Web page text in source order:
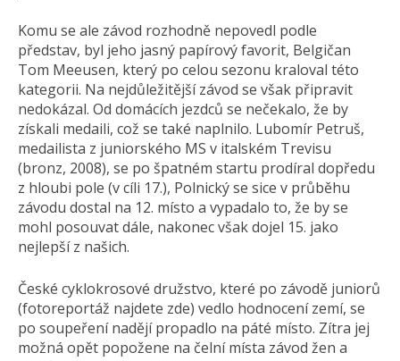
Komu se ale závod rozhodně nepovedl podle
představ, byl jeho jasný papírový favorit, Belgičan
Tom Meeusen, který po celou sezonu kraloval této
kategorii. Na nejdůležitější závod se však připravit
nedokázal. Od domácích jezdců se nečekalo, že by
získali medaili, což se také naplnilo. Lubomír Petruš,
medailista z juniorského MS v italském Trevisu
(bronz, 2008), se po špatném startu prodíral dopředu
z hloubi pole (v cíli 17.), Polnický se sice v průběhu
závodu dostal na 12. místo a vypadalo to, že by se
mohl posouvat dále, nakonec však dojel 15. jako
nejlepší z našich.
České cyklokrosové družstvo, které po závodě juniorů
(fotoreportáž najdete zde) vedlo hodnocení zemí, se
po soupeření nadějí propadlo na páté místo. Zítra jej
možná opět popožene na čelní místa závod žen a